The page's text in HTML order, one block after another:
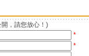
，請您放心！)
*
*